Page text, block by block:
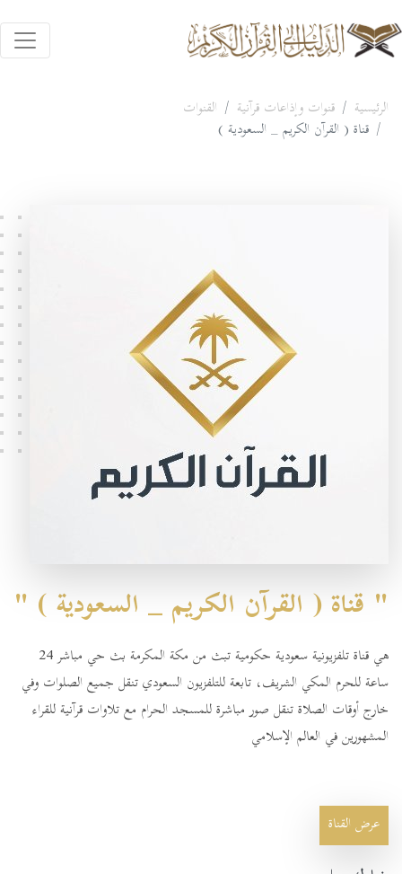
الرئيسية قنوات وإذاعات قرآنية
القنوات
قناة ( القرآن الكريم _ السعودية )
" قناة ( القرآن الكريم _ السعودية ) "
هي قناة تلفزيونية سعودية حكومية تبث من مكة المكرمة بث حي مباشر 24
ساعة للحرم المكي الشريف، تابعة للتلفزيون السعودي تنقل جميع الصلوات وفي
خارج أوقات الصلاة تنقل صور مباشرة للمسجد الحرام مع تلاوات قرآنية للقراء
المشهورين في العالم الإسلامي
عرض القناة